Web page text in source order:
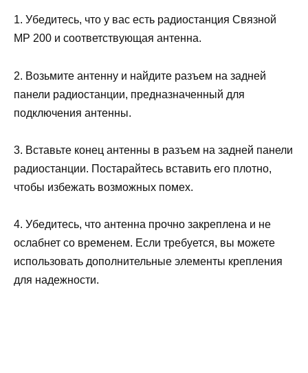
1. Убедитесь, что у вас есть радиостанция Связной
МР 200 и соответствующая антенна.
2. Возьмите антенну и найдите разъем на задней
панели радиостанции, предназначенный для
подключения антенны.
3. Вставьте конец антенны в разъем на задней панели
радиостанции. Постарайтесь вставить его плотно,
чтобы избежать возможных помех.
4. Убедитесь, что антенна прочно закреплена и не
ослабнет со временем. Если требуется, вы можете
использовать дополнительные элементы крепления
для надежности.